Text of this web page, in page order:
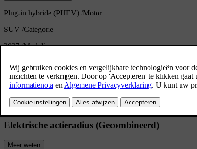
Plug-in hybride (PHEV) /Motor
SUV /Categorie
2027 /Modeljaar
Overzicht van de XC60
Veiligheid. Veelzijdigheid. Stijl. Een
wat het leven op uw pad brengt.
Elektrische actieradius (Gecombineerd)
Meer weten